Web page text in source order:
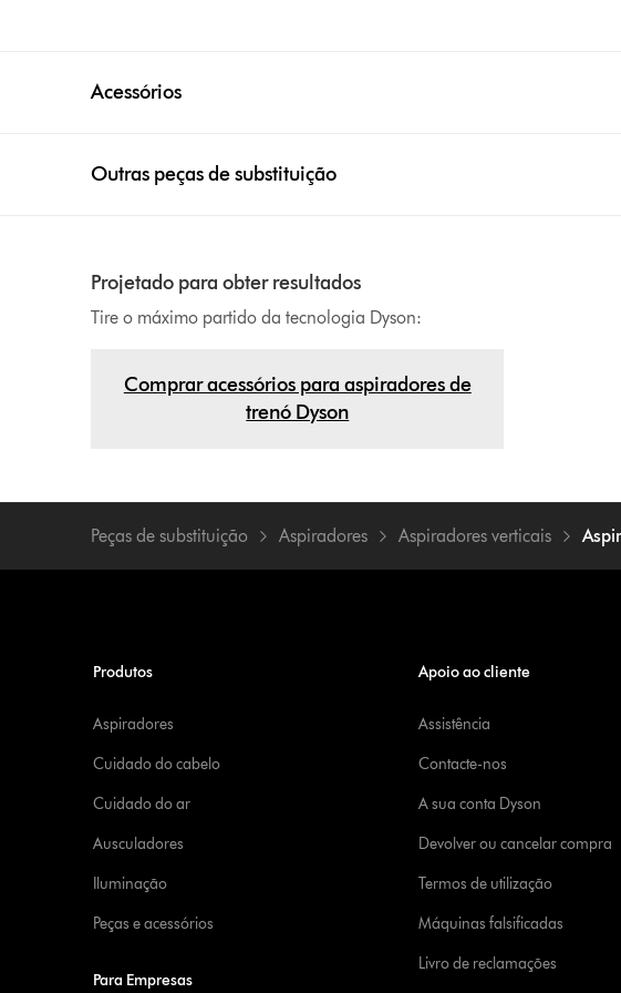
Acessórios
Outras peças de substituição
Projetado para obter resultados
Tire o máximo partido da tecnologia Dyson:
Comprar acessórios para aspiradores de
trenó Dyson
Peças de substituição Aspiradores Aspiradores verticais
Produtos
Aspiradores
Cuidado do cabelo
Cuidado do ar
Ausculadores
Iluminação
Peças e acessórios
Para Empresas
Apoio ao cliente
Assistência
Contacte-nos
A sua conta Dyson
Devolver ou cancelar compra
Termos de utilização
Máquinas falsificadas
Livro de reclamações